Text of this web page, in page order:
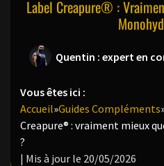
contenu
Label Creapure® :
Quentin : expert en
Vous êtes ici :
Accueil»Guides Compléments
Creapure® : vraiment mieux
?
| Mis à jour le 20/05/2026